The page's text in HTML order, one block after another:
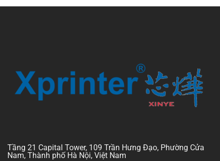
Tầng 21 Capital Tower, 109 Trần Hưng Đạo, Phường Cửa
Nam, Thành phố Hà Nội, Việt Nam